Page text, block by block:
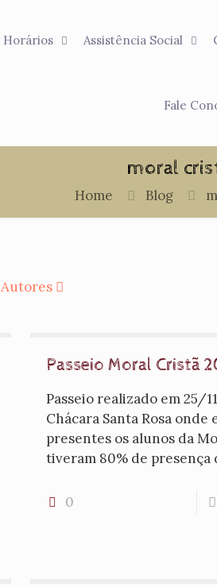
Horários Assistência Social
Fale
moral
Home Blog
Autores
Passeio ​Moral Cristã
Passeio realizado em 25/
Chácara Santa Rosa onde
presentes os alunos da
tiveram 80% de presença
0